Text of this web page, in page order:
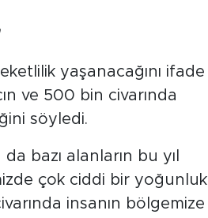
yaşanacağını ifade
ve 500 bin civarında
söyledi.
bazı alanların bu yıl
çok ciddi bir yoğunluk
insanın bölgemize